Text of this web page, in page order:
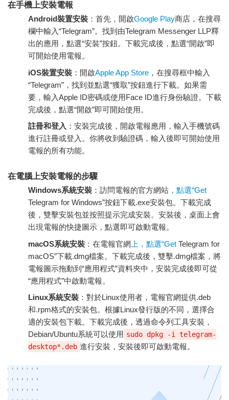
在手機上安裝電報
Android裝置安裝 ：首先，開啟Google Play商店，在搜尋
欄中輸入“Telegram”。找到由Telegram Messenger LLP釋
出的應用，點選“安裝”按鈕。下載完成後，點選“開啟”即
可開始使用電報。
iOS裝置安裝 ：開啟Apple App Store ，在搜尋框中輸入
“Telegram”，找到並點選“獲取”按鈕進行下載。如果需
要，輸入Apple ID密碼或使用Face ID進行身份驗證。下載
完成後，點選“開啟”即可開始使用。
註冊和登入 ：安裝完成後，開啟電報應用，輸入手機號碼
進行註冊或登入。你將收到驗證碼，輸入後即可開始使用
電報的所有功能。
在電腦上安裝電報的步驟
Windows系統安裝 ：訪問電報的官方網站 ，點選“Get
Telegram for Windows”按鈕下載.exe安裝包。下載完成
後，雙擊安裝包並按照提示完成安裝。安裝後，桌面上會
出現電報的快捷圖示，點選即可啟動電報。
macOS系統安裝 ：在電報官網 上，點選“Get Telegram for
macOS”下載.dmg檔案。下載完成後，雙擊.dmg檔案，將
電報圖示拖動到“應用程式”資料夾中，安裝完成後即可從
“應用程式”中啟動電報。
Linux系統安裝 ：對於Linux使用者，電報官網提供.deb
和.rpm格式的安裝包。根據Linux發行版的不同，選擇合
適的安裝包下載。下載完成後，透過命令列工具安裝，
Debian/Ubuntu系統可以使用 sudo dpkg -i telegram-
desktop*.deb 進行安裝，安裝後即可啟動電報。